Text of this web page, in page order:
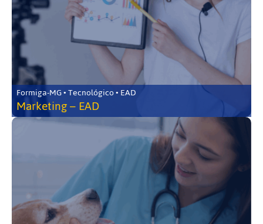
Formiga-MG • Tecnológico • EAD
Marketing – EAD